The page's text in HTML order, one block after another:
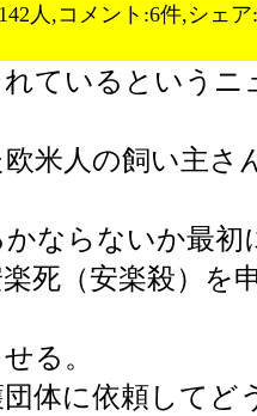
人,コメント:6件,シェア
ているというニ
米人の飼い主さ
ならないか最初
死（安楽殺）を
る。
体に依頼してど